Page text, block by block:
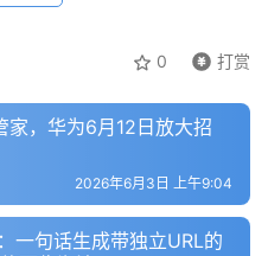
0 打赏
家，华为6月12日放大招
2026年6月3日 上午9:04
一句话生成带独立URL的